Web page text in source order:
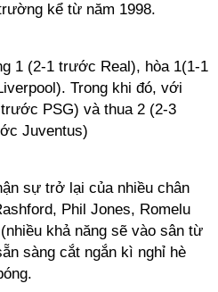
kể từ năm 1998.
1 (2-1 trước Real), hòa 1(1-1
Trong khi đó, với
PSG) và thua 2 (2-3
Juventus)
sự trở lại của nhiều chân
Phil Jones, Romelu
khả năng sẽ vào sân từ
sàng cắt ngắn kì nghỉ hè